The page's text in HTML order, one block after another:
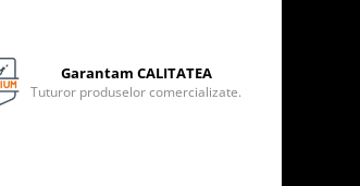
Garantam CALITATEA
Tuturor produselor comercializate.